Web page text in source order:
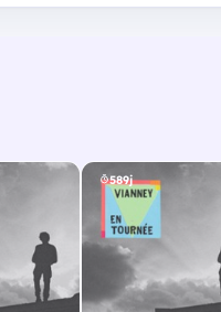
589j